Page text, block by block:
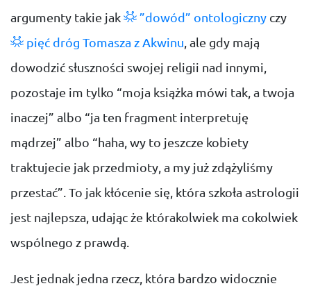
argumenty takie jak
”dowód” ontologiczny czy
pięć dróg Tomasza z Akwinu , ale gdy mają
dowodzić słuszności swojej religii nad innymi,
pozostaje im tylko “moja książka mówi tak, a twoja
inaczej” albo “ja ten fragment interpretuję
mądrzej” albo “haha, wy to jeszcze kobiety
traktujecie jak przedmioty, a my już zdążyliśmy
przestać”. To jak kłócenie się, która szkoła astrologii
jest najlepsza, udając że którakolwiek ma cokolwiek
wspólnego z prawdą.
Jest jednak jedna rzecz, która bardzo widocznie